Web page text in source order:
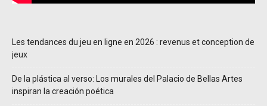
Les tendances du jeu en ligne en 2026 : revenus et conception de
jeux
De la plástica al verso: Los murales del Palacio de Bellas Artes
inspiran la creación poética